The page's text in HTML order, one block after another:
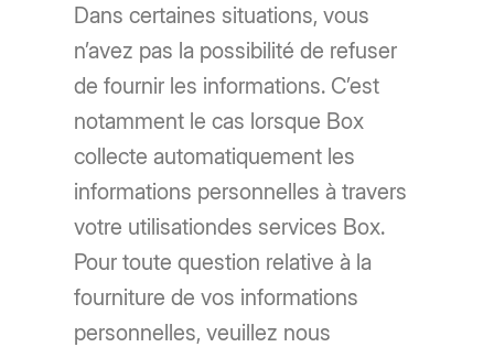
Dans certaines situations, vous
n’avez pas la possibilité de refuser
de fournir les informations. C’est
notamment le cas lorsque Box
collecte automatiquement les
informations personnelles à travers
votre utilisationdes services Box.
Pour toute question relative à la
fourniture de vos informations
personnelles, veuillez nous